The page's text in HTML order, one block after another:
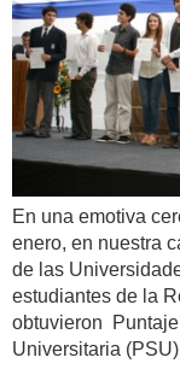
En una emotiva
enero, en nuestra
de las
estudiantes de la
obtuvieron
Universitaria